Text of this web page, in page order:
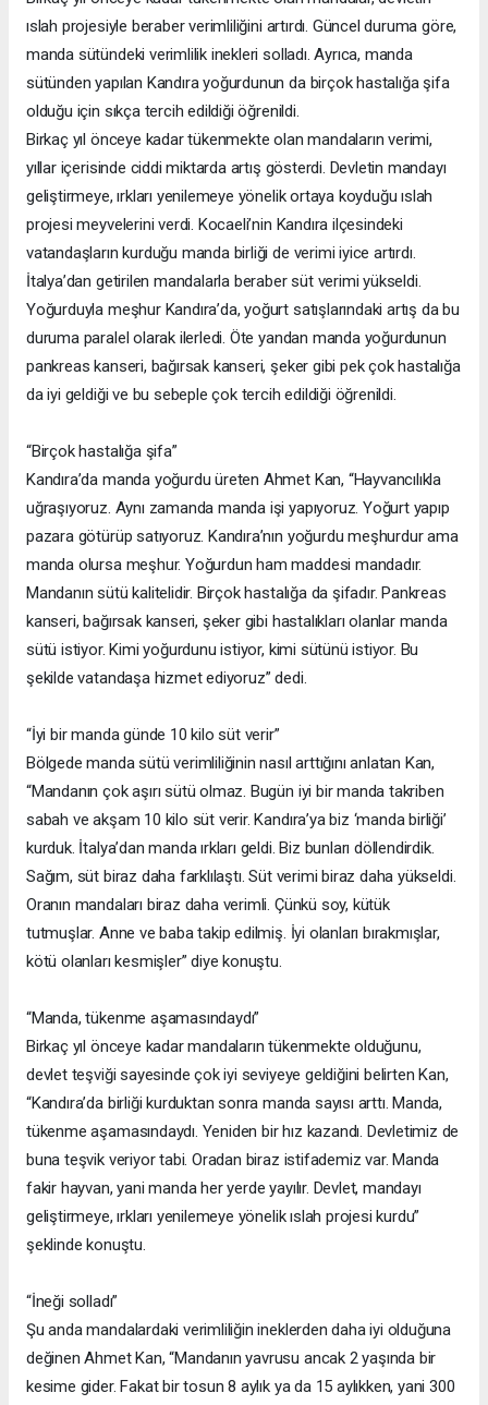
ıslah projesiyle beraber verimliliğini artırdı. Güncel duruma göre,
manda sütündeki verimlilik inekleri solladı. Ayrıca, manda
sütünden yapılan Kandıra yoğurdunun da birçok hastalığa şifa
olduğu için sıkça tercih edildiği öğrenildi.
Birkaç yıl önceye kadar tükenmekte olan mandaların verimi,
yıllar içerisinde ciddi miktarda artış gösterdi. Devletin mandayı
geliştirmeye, ırkları yenilemeye yönelik ortaya koyduğu ıslah
projesi meyvelerini verdi. Kocaeli’nin Kandıra ilçesindeki
vatandaşların kurduğu manda birliği de verimi iyice artırdı.
İtalya’dan getirilen mandalarla beraber süt verimi yükseldi.
Yoğurduyla meşhur Kandıra’da, yoğurt satışlarındaki artış da bu
duruma paralel olarak ilerledi. Öte yandan manda yoğurdunun
pankreas kanseri, bağırsak kanseri, şeker gibi pek çok hastalığa
da iyi geldiği ve bu sebeple çok tercih edildiği öğrenildi.
“Birçok hastalığa şifa”
Kandıra’da manda yoğurdu üreten Ahmet Kan, “Hayvancılıkla
uğraşıyoruz. Aynı zamanda manda işi yapıyoruz. Yoğurt yapıp
pazara götürüp satıyoruz. Kandıra’nın yoğurdu meşhurdur ama
manda olursa meşhur. Yoğurdun ham maddesi mandadır.
Mandanın sütü kalitelidir. Birçok hastalığa da şifadır. Pankreas
kanseri, bağırsak kanseri, şeker gibi hastalıkları olanlar manda
sütü istiyor. Kimi yoğurdunu istiyor, kimi sütünü istiyor. Bu
şekilde vatandaşa hizmet ediyoruz” dedi.
“İyi bir manda günde 10 kilo süt verir”
Bölgede manda sütü verimliliğinin nasıl arttığını anlatan Kan,
“Mandanın çok aşırı sütü olmaz. Bugün iyi bir manda takriben
sabah ve akşam 10 kilo süt verir. Kandıra’ya biz ‘manda birliği’
kurduk. İtalya’dan manda ırkları geldi. Biz bunları döllendirdik.
Sağım, süt biraz daha farklılaştı. Süt verimi biraz daha yükseldi.
Oranın mandaları biraz daha verimli. Çünkü soy, kütük
tutmuşlar. Anne ve baba takip edilmiş. İyi olanları bırakmışlar,
kötü olanları kesmişler” diye konuştu.
“Manda, tükenme aşamasındaydı”
Birkaç yıl önceye kadar mandaların tükenmekte olduğunu,
devlet teşviği sayesinde çok iyi seviyeye geldiğini belirten Kan,
“Kandıra’da birliği kurduktan sonra manda sayısı arttı. Manda,
tükenme aşamasındaydı. Yeniden bir hız kazandı. Devletimiz de
buna teşvik veriyor tabi. Oradan biraz istifademiz var. Manda
fakir hayvan, yani manda her yerde yayılır. Devlet, mandayı
geliştirmeye, ırkları yenilemeye yönelik ıslah projesi kurdu”
şeklinde konuştu.
“İneği solladı”
Şu anda mandalardaki verimliliğin ineklerden daha iyi olduğuna
değinen Ahmet Kan, “Mandanın yavrusu ancak 2 yaşında bir
kesime gider. Fakat bir tosun 8 aylık ya da 15 aylıkken, yani 300